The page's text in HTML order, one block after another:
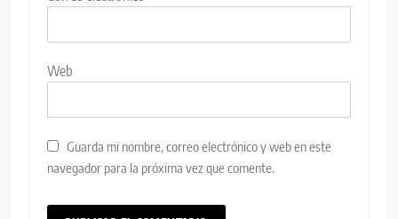
Web
Guarda mi nombre, correo electrónico y web en este
navegador para la próxima vez que comente.